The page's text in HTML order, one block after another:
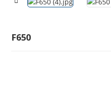
F650